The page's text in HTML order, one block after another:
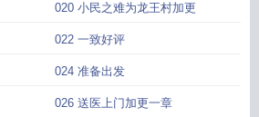
020 小民之难为龙王村加更
022 一致好评
024 准备出发
026 送医上门加更一章